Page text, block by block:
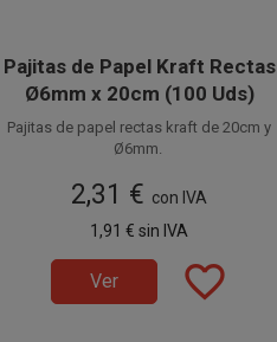
Pajitas de Papel Kraft Rectas
Ø6mm x 20cm (100 Uds)
Pajitas de papel rectas kraft de 20cm y
Ø6mm.
cañitas de papel también son conocidas
Biodegradables.
Disponible a la venta en paquetes de 100
2,31 € con IVA
1,91 € sin IVA
Ver favorite_border